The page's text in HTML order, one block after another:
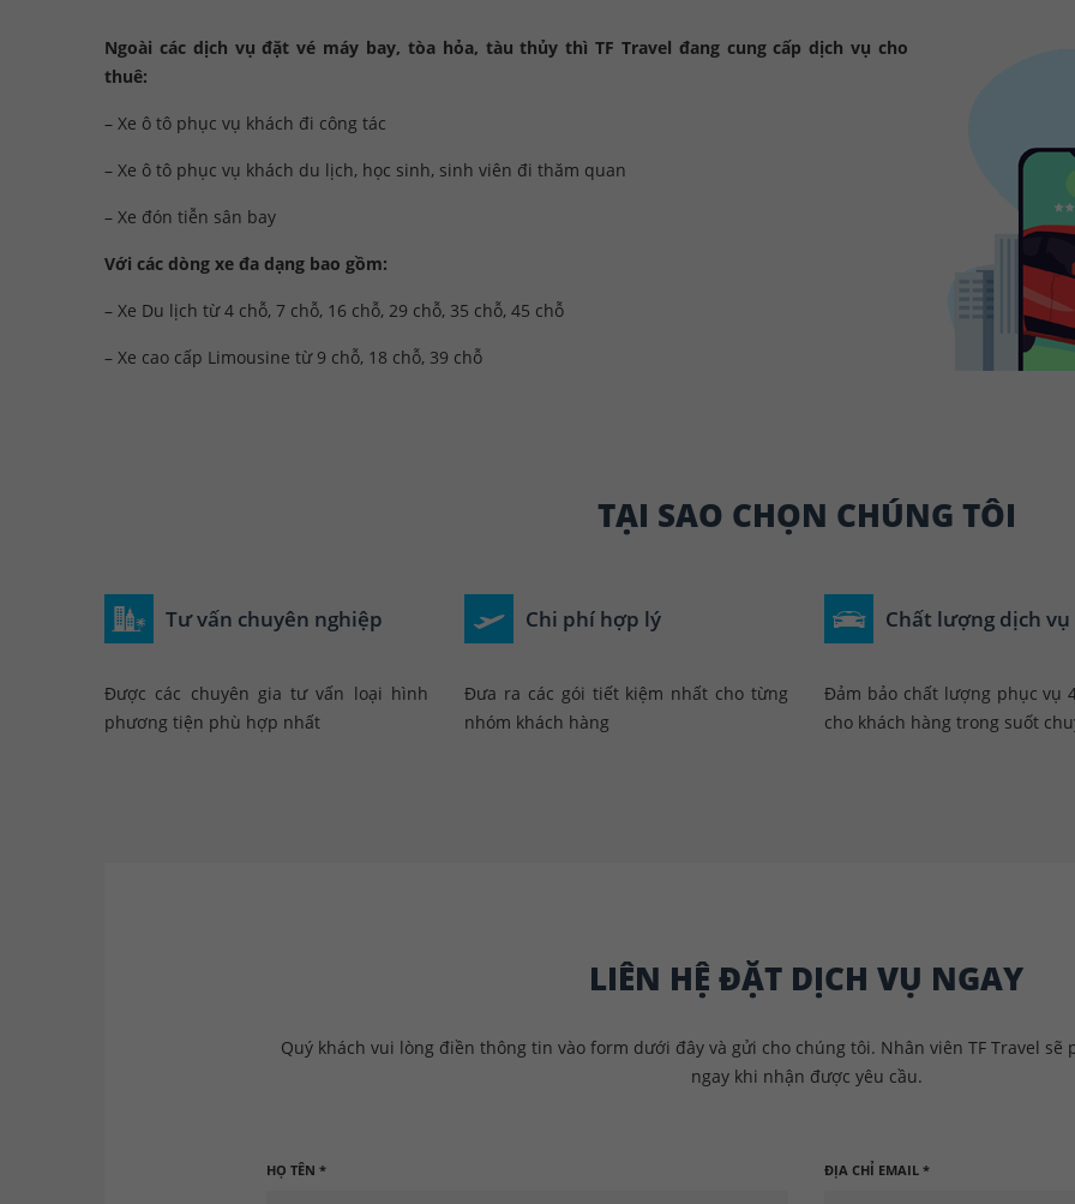
Ngoài các dịch vụ đặt vé máy bay, tòa hỏa, tàu thủy thì TF Travel đang cung cấp dịch vụ cho
thuê:
– Xe ô tô phục vụ khách đi công tác
– Xe ô tô phục vụ khách du lịch, học sinh, sinh viên đi thăm quan
– Xe đón tiễn sân bay
Với các dòng xe đa dạng bao gồm:
– Xe Du lịch từ 4 chỗ, 7 chỗ, 16 chỗ, 29 chỗ, 35 chỗ, 45 chỗ
– Xe cao cấp Limousine từ 9 chỗ, 18 chỗ, 39 chỗ
TẠI SAO CHỌN CHÚNG TÔI
Tư vấn chuyên nghiệp
Được các chuyên gia tư vấn loại hình
phương tiện phù hợp nhất
Chi phí hợp lý
Đưa ra các gói tiết kiệm nhất cho từng
nhóm khách hàng
Chất lượng dịch vụ
Đảm bảo chất lượng phục vụ
cho khách hàng trong suốt
LIÊN HỆ ĐẶT DỊCH VỤ NGAY
Quý khách vui lòng điền thông tin vào form dưới đây và gửi cho chúng tôi. Nhân viên TF Travel sẽ
ngay khi nhận được yêu cầu.
HỌ TÊN * ĐỊA CHỈ EMAIL *